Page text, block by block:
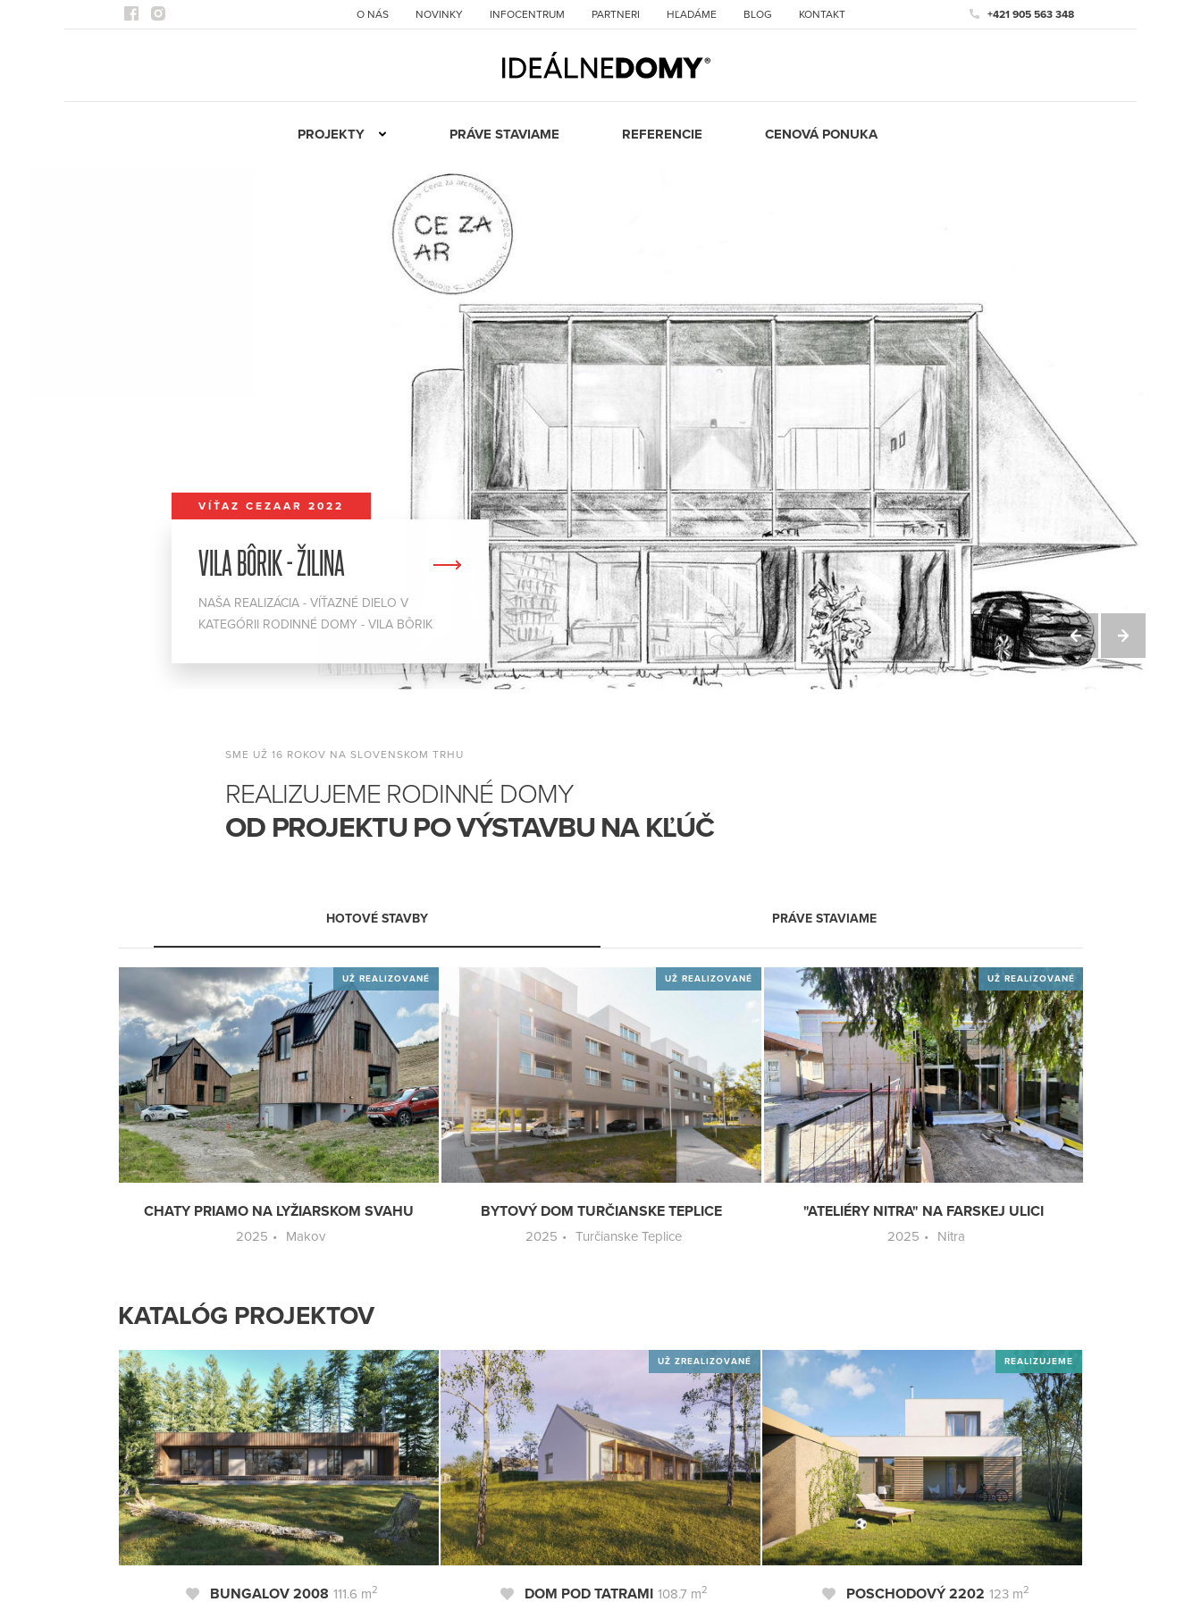
O NÁS NOVINKY INFOCENTRUM PARTNERI HĽADÁME BLOG KONTAKT +421 905 563 348
PROJEKTY PRÁVE STAVIAME REFERENCIE CENOVÁ PONUKA
VÍŤAZ CEZAAR 2022
VILA BÔRIK - ŽILINA
NAŠA REALIZÁCIA - VÍŤAZNÉ DIELO V
KATEGÓRII RODINNÉ DOMY - VILA BÔRIK
SME UŽ 16 ROKOV NA SLOVENSKOM TRHU
REALIZUJEME RODINNÉ DOMY
OD PROJEKTU PO VÝSTAVBU NA KĽÚČ
HOTOVÉ STAVBY PRÁVE STAVIAME
UŽ REALIZOVANÉ
CHATY PRIAMO NA LYŽIARSKOM SVAHU
2025 Makov
UŽ REALIZOVANÉ
BYTOVÝ DOM TURČIANSKE TEPLICE
2025 Turčianske Teplice
UŽ REALIZOVANÉ
"ATELIÉRY NITRA" NA FARSKEJ ULICI
2025 Nitra
KATALÓG PROJEKTOV
BUNGALOV 2008 111.6 m2
UŽ ZREALIZOVANÉ
DOM POD TATRAMI 108.7 m2
REALIZUJEME
POSCHODOVÝ 2202 123 m2